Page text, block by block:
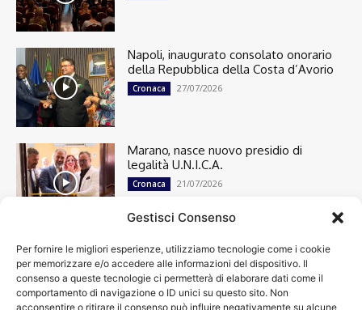
Gestisci Consenso
Per fornire le migliori esperienze, utilizziamo tecnologie come i cookie
per memorizzare e/o accedere alle informazioni del dispositivo. Il
consenso a queste tecnologie ci permetterà di elaborare dati come il
comportamento di navigazione o ID unici su questo sito. Non
acconsentire o ritirare il consenso può influire negativamente su alcune
Napoli, inaugurato consolato onorario
della Repubblica della Costa d’Avorio
Cronaca 27/07/2026
Marano, nasce nuovo presidio di
legalità U.N.I.C.A.
Cronaca 21/07/2026
Cronaca
13501
Attualità
7305
top